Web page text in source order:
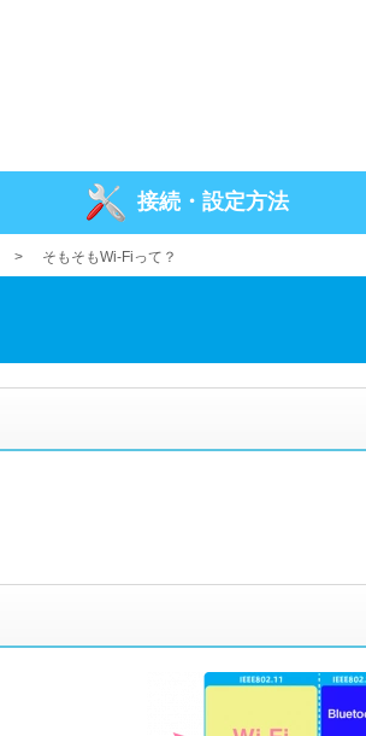
接続・ 設定方法
> そもそもWi-Fiって？